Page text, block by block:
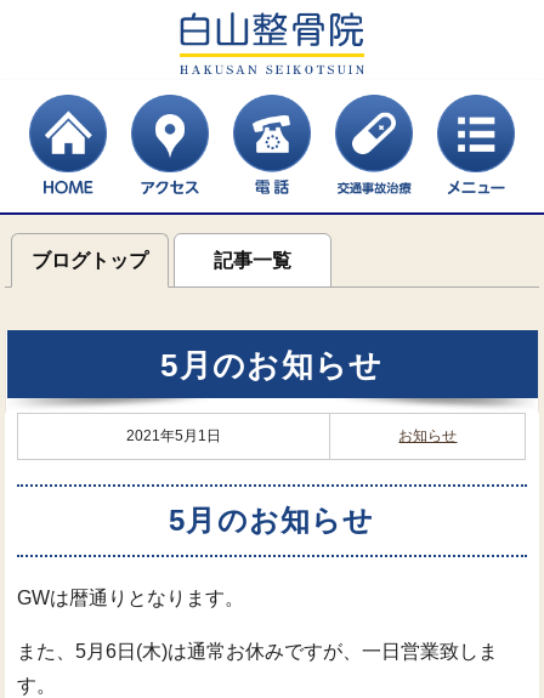
ブログトップ 記事一覧
5月のお知らせ
2021年5月1日 お知らせ
5月のお知らせ
GWは暦通りとなります。
また、5月6日(木)は通常お休みですが、一日営業致しま
す。